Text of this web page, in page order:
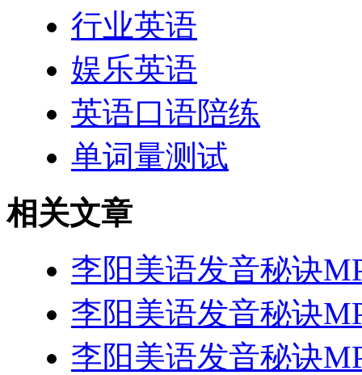
行业英语
娱乐英语
英语口语陪练
单词量测试
相关文章
李阳美语发音秘诀
李阳美语发音秘诀
李阳美语发音秘诀